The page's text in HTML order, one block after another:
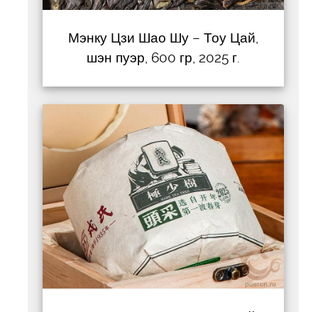
Мэнку Цзи Шао Шу – Тоу Цай,
шэн пуэр, 600 гр, 2025 г.